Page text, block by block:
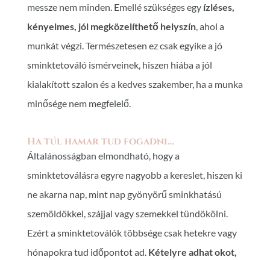
messze nem minden. Emellé szükséges egy ízléses,
kényelmes, jól megközelíthető helyszín, ahol a
munkát végzi. Természetesen ez csak egyike a jó
sminktetováló ismérveinek, hiszen hiába a jól
kialakított szalon és a kedves szakember, ha a munka
minősége nem megfelelő.
Ha túl hamar tud fogadni…
Általánosságban elmondható, hogy a
sminktetoválásra egyre nagyobb a kereslet, hiszen ki
ne akarna nap, mint nap gyönyörű sminkhatású
szemöldökkel, szájjal vagy szemekkel tündökölni.
Ezért a sminktetoválók többsége csak hetekre vagy
hónapokra tud időpontot ad. Kételyre adhat okot,